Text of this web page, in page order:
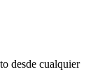
desde cualquier